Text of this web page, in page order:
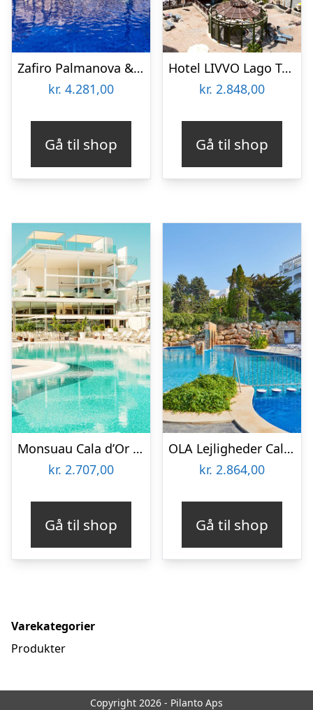
Zafiro Palmanova & Spa
kr. 4.281,00
Gå til shop
Hotel LIVVO Lago Taurito
kr. 2.848,00
Gå til shop
Monsuau Cala d’Or Boutique Hotel
kr. 2.707,00
Gå til shop
OLA Lejligheder Cala d’Or
kr. 2.864,00
Gå til shop
Varekategorier
Produkter
Copyright 2026 - Pilanto Aps